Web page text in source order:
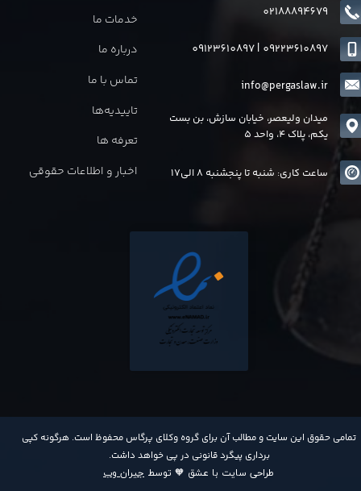
​تمامی حقوق این سایت و مطالب آن برای گروه وکلای پرگاس محفوظ است. هرگونه کپی
برداری پیگرد قانونی در پی خواهد داشت​​​​​​​.
طراحی سایت با عشق 🧡 توسط جیران وب
خدمات ما
درباره ما
تماس با ما
تاییدیه‌ها
تعرفه ها
اخبار و اطلاعات حقوقی
02188894679
info@pergaslaw.ir
09123610897| 09223610897
میدان ولیعصر، خیابان سازش، بن بست
یکم، پلاک 4، واحد 5
ساعت کاری: شنبه تا پنجشنبه 8 الی17